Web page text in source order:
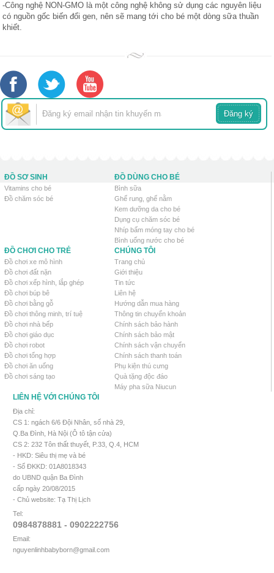
-Công nghệ NON-GMO là một công nghệ không sử dụng các nguyên liệu
có nguồn gốc biến đổi gen, nên sẽ mang tới cho bé một dòng sữa thuần
khiết.
ĐỒ SƠ SINH
Vitamins cho bé
Đồ chăm sóc bé
ĐỒ DÙNG CHO BÉ
Bình sữa
Ghế rung, ghế nằm
Kem dưỡng da cho bé
Dụng cụ chăm sóc bé
Nhíp bấm móng tay cho bé
Bình uống nước cho bé
ĐỒ CHƠI CHO TRẺ
Đồ chơi xe mô hình
Đồ chơi đất nặn
Đồ chơi xếp hình, lắp ghép
Đồ chơi búp bê
Đồ chơi bằng gỗ
Đồ chơi thông minh, trí tuệ
Đồ chơi nhà bếp
Đồ chơi giáo dục
Đồ chơi robot
Đồ chơi tổng hợp
Đồ chơi ăn uống
Đồ chơi sáng tạo
CHÚNG TÔI
Trang chủ
Giới thiệu
Tin tức
Liên hệ
Hướng dẫn mua hàng
Thông tin chuyển khoản
Chính sách bảo hành
Chính sách bảo mật
Chính sách vận chuyển
Chính sách thanh toán
Phụ kiện thú cưng
Quà tặng độc đáo
Máy pha sữa Niucun
LIÊN HỆ VỚI CHÚNG TÔI
Địa chỉ:
CS 1: ngách 6/6 Đội Nhân, số nhà 29,
Q.Ba Đình, Hà Nội (Ô tô tận cửa)
CS 2: 232 Tôn thất thuyết, P.33, Q.4, HCM
- HKD: Siêu thị mẹ và bé
- Số ĐKKD: 01A8018343
do UBND quận Ba Đình
cấp ngày 20/08/2015
- Chủ website: Tạ Thị Lịch
Tel:
0984878881 - 0902222756
Email:
nguyenlinhbabyborn@gmail.com